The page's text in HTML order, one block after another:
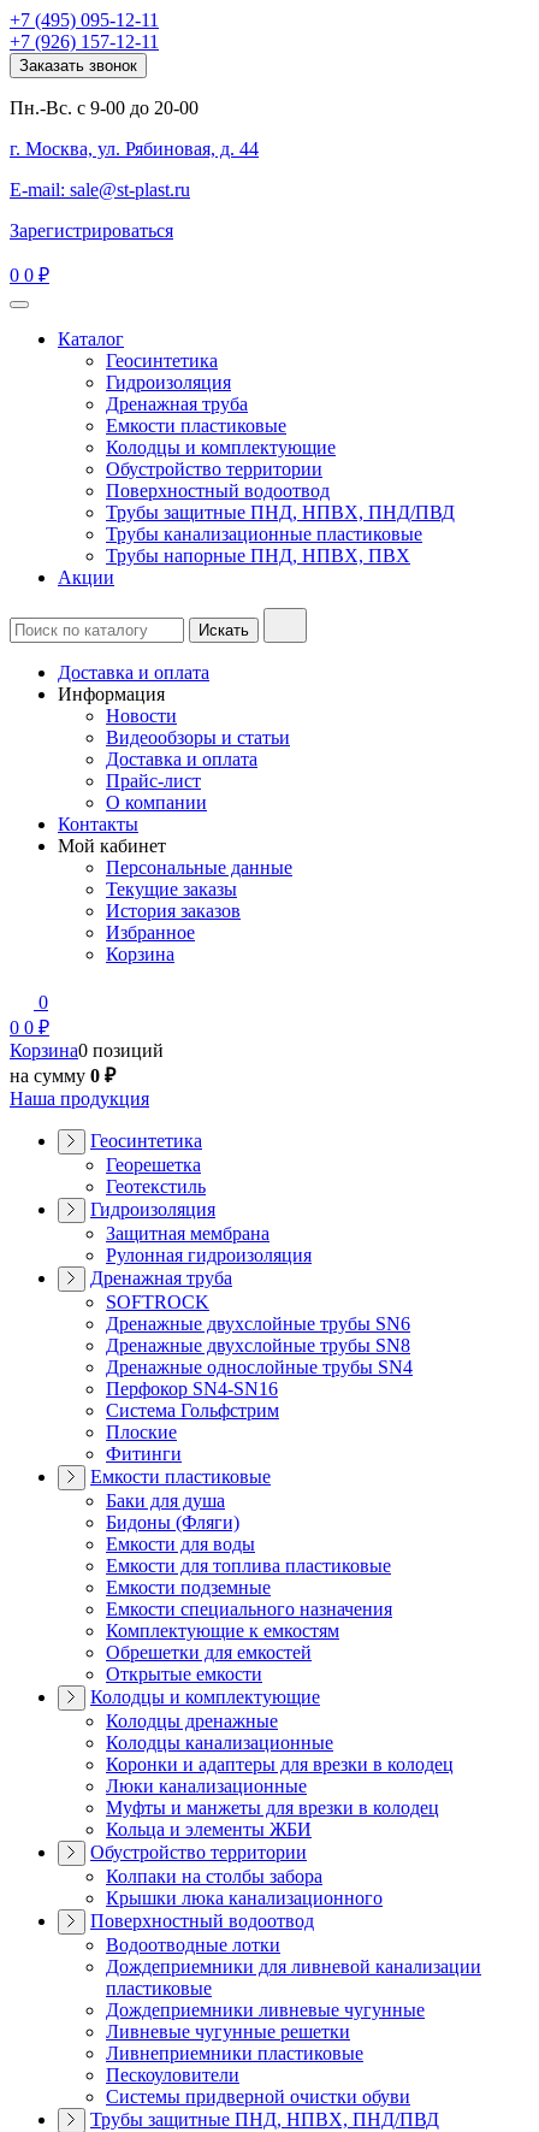
+7 (495) 095-12-11
+7 (926) 157-12-11
Заказать звонок
Пн.-Вс. с 9-00 до 20-00
г. Москва, ул. Рябиновая, д. 44
E-mail: sale@st-plast.ru
Зарегистрироваться
0 0 ₽
Каталог
Геосинтетика
Гидроизоляция
Дренажная труба
Емкости пластиковые
Колодцы и комплектующие
Обустройство территории
Поверхностный водоотвод
Трубы защитные ПНД, НПВХ, ПНД/ПВД
Трубы канализационные пластиковые
Трубы напорные ПНД, НПВХ, ПВХ
Акции
Доставка и оплата
Информация
Новости
Видеообзоры и статьи
Доставка и оплата
Прайс-лист
О компании
Контакты
Мой кабинет
Персональные данные
Текущие заказы
История заказов
Избранное
Корзина
0
0 0 ₽
Корзина0 позиций
на сумму 0 ₽
Наша продукция
Геосинтетика
Георешетка
Геотекстиль
Гидроизоляция
Защитная мембрана
Рулонная гидроизоляция
Дренажная труба
SOFTROCK
Дренажные двухслойные трубы SN6
Дренажные двухслойные трубы SN8
Дренажные однослойные трубы SN4
Перфокор SN4-SN16
Система Гольфстрим
Плоские
Фитинги
Емкости пластиковые
Баки для душа
Бидоны (Фляги)
Емкости для воды
Емкости для топлива пластиковые
Емкости подземные
Емкости специального назначения
Комплектующие к емкостям
Обрешетки для емкостей
Открытые емкости
Колодцы и комплектующие
Колодцы дренажные
Колодцы канализационные
Коронки и адаптеры для врезки в колодец
Люки канализационные
Муфты и манжеты для врезки в колодец
Кольца и элементы ЖБИ
Обустройство территории
Колпаки на столбы забора
Крышки люка канализационного
Поверхностный водоотвод
Водоотводные лотки
Дождеприемники для ливневой канализации
пластиковые
Дождеприемники ливневые чугунные
Ливневые чугунные решетки
Ливнеприемники пластиковые
Пескоуловители
Системы придверной очистки обуви
Трубы защитные ПНД, НПВХ, ПНД/ПВД